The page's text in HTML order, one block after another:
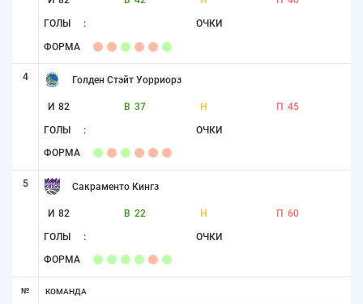
ГОЛЫ : ОЧКИ
ФОРМА
4 Голден Стэйт Уорриорз
И 82 В 37 Н П 45
ГОЛЫ : ОЧКИ
ФОРМА
5 Сакраменто Кингз
И 82 В 22 Н П 60
ГОЛЫ : ОЧКИ
ФОРМА
№ КОМАНДА